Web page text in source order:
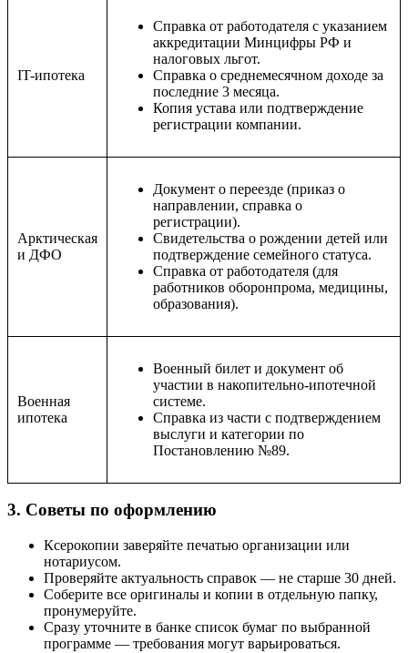
IT-ипотека
Справка от работодателя с указанием
аккредитации Минцифры РФ и
налоговых льгот.
Справка о среднемесячном доходе за
последние 3 месяца.
Копия устава или подтверждение
регистрации компании.
Арктическая
и ДФО
Документ о переезде (приказ о
направлении, справка о
регистрации).
Свидетельства о рождении детей или
подтверждение семейного статуса.
Справка от работодателя (для
работников оборонпрома, медицины,
образования).
Военная
ипотека
Военный билет и документ об
участии в накопительно-ипотечной
системе.
Справка из части с подтверждением
выслуги и категории по
Постановлению №89.
3. Советы по оформлению
Ксерокопии заверяйте печатью организации или
нотариусом.
Проверяйте актуальность справок — не старше 30 дней.
Соберите все оригиналы и копии в отдельную папку,
пронумеруйте.
Сразу уточните в банке список бумаг по выбранной
программе — требования могут варьироваться.